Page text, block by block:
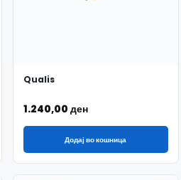
Qualis
1.240,00 ден
Додај во кошница